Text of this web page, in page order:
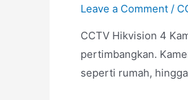
Leave a Comment /
CCTV Hikvision 4
pertimbangkan.
seperti rumah,